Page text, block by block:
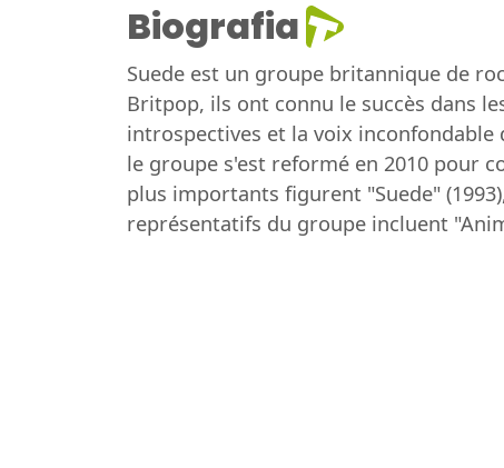
Biografia
Suede est un groupe britannique de
Britpop, ils ont connu le succès dans
introspectives et la voix
le groupe s'est reformé en 2010 pour
plus importants figurent "Suede"
représentatifs du groupe incluent